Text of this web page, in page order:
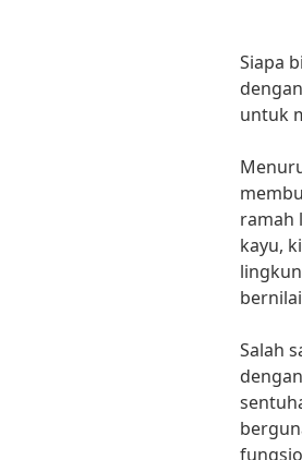
Siapa
untuk
ramah
kayu,
Salah